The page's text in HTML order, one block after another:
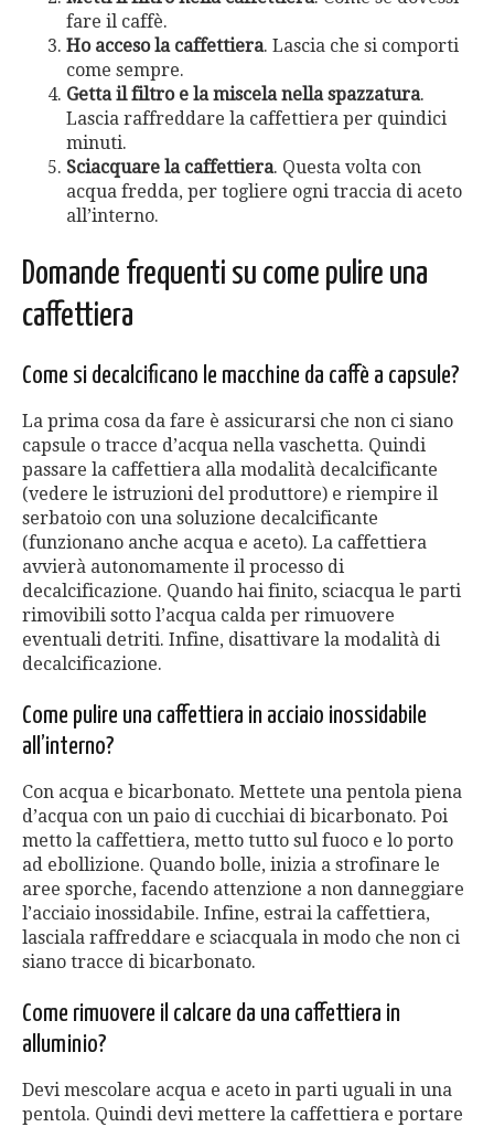
fare il caffè.
Ho acceso la caffettiera. Lascia che si comporti
come sempre.
Getta il filtro e la miscela nella spazzatura.
Lascia raffreddare la caffettiera per quindici
minuti.
Sciacquare la caffettiera. Questa volta con
acqua fredda, per togliere ogni traccia di aceto
all’interno.
Domande frequenti su come pulire una
caffettiera
Come si decalcificano le macchine da caffè a capsule?
La prima cosa da fare è assicurarsi che non ci siano
capsule o tracce d’acqua nella vaschetta. Quindi
passare la caffettiera alla modalità decalcificante
(vedere le istruzioni del produttore) e riempire il
serbatoio con una soluzione decalcificante
(funzionano anche acqua e aceto). La caffettiera
avvierà autonomamente il processo di
decalcificazione. Quando hai finito, sciacqua le parti
rimovibili sotto l’acqua calda per rimuovere
eventuali detriti. Infine, disattivare la modalità di
decalcificazione.
Come pulire una caffettiera in acciaio inossidabile
all’interno?
Con acqua e bicarbonato. Mettete una pentola piena
d’acqua con un paio di cucchiai di bicarbonato. Poi
metto la caffettiera, metto tutto sul fuoco e lo porto
ad ebollizione. Quando bolle, inizia a strofinare le
aree sporche, facendo attenzione a non danneggiare
l’acciaio inossidabile. Infine, estrai la caffettiera,
lasciala raffreddare e sciacquala in modo che non ci
siano tracce di bicarbonato.
Come rimuovere il calcare da una caffettiera in
alluminio?
Devi mescolare acqua e aceto in parti uguali in una
pentola. Quindi devi mettere la caffettiera e portare